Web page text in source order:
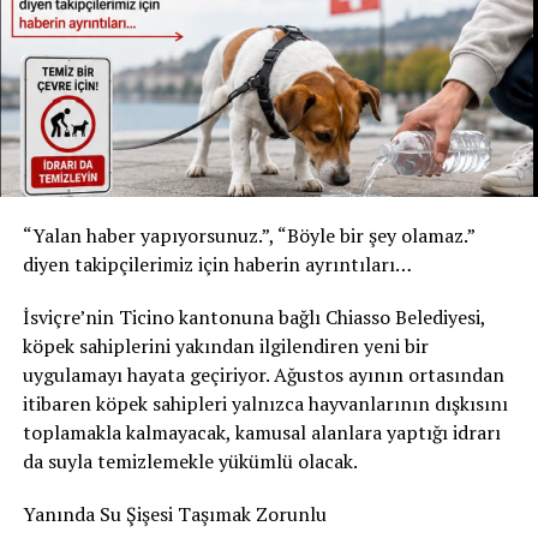
* Kızılay Doğal Maden Suyu
* Şişe: 200 ml
* Son tüketim tarihi: 31 Temmuz 2027
* Kızılay Elma Aromalı Gazlı İçecek
* Şişe: 200 ml
* Son tüketim tarihi: 20 Şubat 2027
ürünlerin geri çağırma kapsamında olduğunu belirtti.
Akar Swiss AG, tüketicilerden belirtilen ürünleri
kesinlikle tüketmemelerini istedi. Geri çağırma
kapsamındaki içecekler, satın alma fişi ibraz edilmeden
satın alındıkları market veya satış noktasına teslim
edilebilecek. Ürün bedeli tüketicilere tam olarak iade
“Yalan haber yapıyorsunuz.”, “Böyle bir şey olamaz.”
diyen takipçilerimiz için haberin ayrıntıları…
İsviçre’nin Ticino kantonuna bağlı Chiasso Belediyesi,
köpek sahiplerini yakından ilgilendiren yeni bir
uygulamayı hayata geçiriyor. Ağustos ayının ortasından
itibaren köpek sahipleri yalnızca hayvanlarının dışkısını
toplamakla kalmayacak, kamusal alanlara yaptığı idrarı
da suyla temizlemekle yükümlü olacak.
Yanında Su Şişesi Taşımak Zorunlu